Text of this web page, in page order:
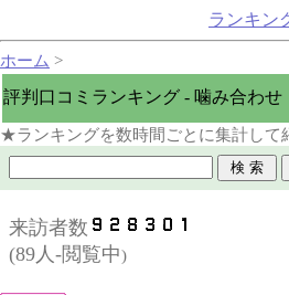
ランキン
ホーム >
評判口コミランキング - 噛み合わせ
★ランキングを数時間ごとに集計して
来訪者数
(89人-閲覧中)